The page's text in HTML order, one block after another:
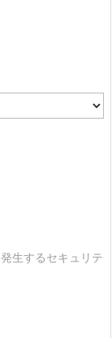
生するセキュリテ